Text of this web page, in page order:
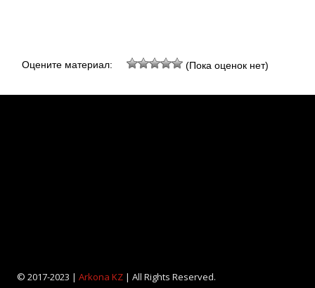
Оцените материал: (Пока оценок нет)
© 2017-2023 | Arkona KZ| All Rights Reserved.